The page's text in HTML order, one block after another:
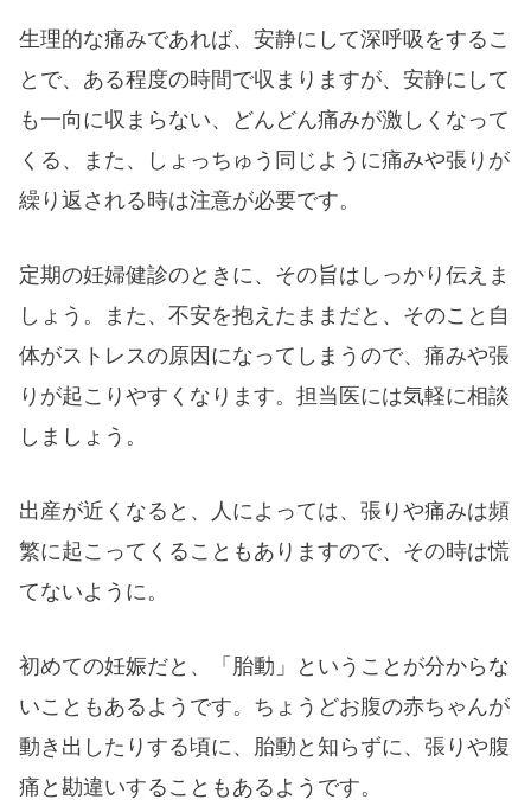
生理的な痛みであれば、安静にして深呼吸をするこ
とで、ある程度の時間で収まりますが、安静にして
も一向に収まらない、どんどん痛みが激しくなって
くる、また、しょっちゅう同じように痛みや張りが
繰り返される時は注意が必要です。
定期の妊婦健診のときに、その旨はしっかり伝えま
しょう。また、不安を抱えたままだと、そのこと自
体がストレスの原因になってしまうので、痛みや張
りが起こりやすくなります。担当医には気軽に相談
しましょう。
出産が近くなると、人によっては、張りや痛みは頻
繁に起こってくることもありますので、その時は慌
てないように。
初めての妊娠だと、「胎動」ということが分からな
いこともあるようです。ちょうどお腹の赤ちゃんが
動き出したりする頃に、胎動と知らずに、張りや腹
痛と勘違いすることもあるようです。